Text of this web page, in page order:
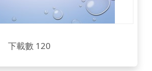
下載數 120